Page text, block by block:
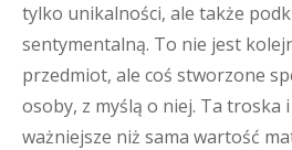
tylko unikalności, ale także
sentymentalną. To nie jest
przedmiot, ale coś stworzone
osoby, z myślą o niej. Ta troska
ważniejsze niż sama wartość